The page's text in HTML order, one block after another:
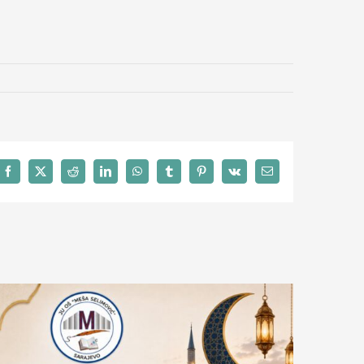
Facebook
X Reddit LinkedInWhatsAppTumblrPinterest
Vk Email